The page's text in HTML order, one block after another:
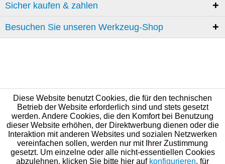
Sicher kaufen & zahlen
Besuchen Sie unseren Werkzeug-Shop
Diese Website benutzt Cookies, die für den technischen
Betrieb der Website erforderlich sind und stets gesetzt
werden. Andere Cookies, die den Komfort bei Benutzung
dieser Website erhöhen, der Direktwerbung dienen oder die
Interaktion mit anderen Websites und sozialen Netzwerken
vereinfachen sollen, werden nur mit Ihrer Zustimmung
gesetzt. Um einzelne oder alle nicht-essentiellen Cookies
abzulehnen, klicken Sie bitte hier auf konfigurieren, für